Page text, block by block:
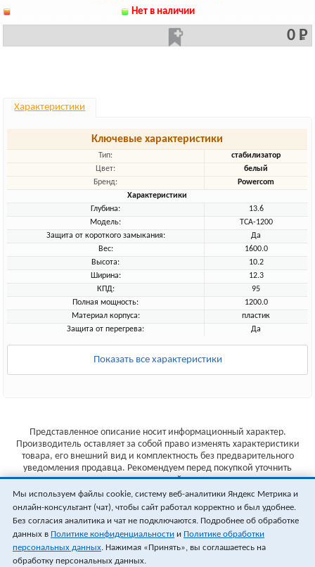
Нет в наличии
0 Р
Характеристики
Ключевые характеристики
Тип:
стабилизатор
Цвет:
белый
Бренд:
Powercom
Характеристики
Глубина:
13.6
Модель:
TCA-1200
Защита от короткого замыкания:
Да
Вес:
1600.0
Высота:
10.2
Ширина:
12.3
КПД:
95
Полная мощность:
1200.0
Материал корпуса:
пластик
Защита от перегрева:
Да
Показать все характеристики
Представленное описание носит информационный характер.
Производитель оставляет за собой право изменять характеристики
товара, его внешний вид и комплектность без предварительного
уведомления продавца. Рекомендуем перед покупкой уточнить
характеристики товара на сайте производителя.
Указанные цены не являются публичной офертой (ст.435 ГК РФ).
Стоимость и наличие товара уточняйте у менеджера.
Мы используем файлы cookie, систему веб-аналитики Яндекс Метрика и
онлайн-консультант (чат), чтобы сайт работал корректно и был удобнее.
Без согласия аналитика и чат не подключаются. Подробнее об обработке
данных в Политике конфиденциальности и Политике обработки
персональных данных. Нажимая «Принять», вы соглашаетесь на
обработку персональных данных.